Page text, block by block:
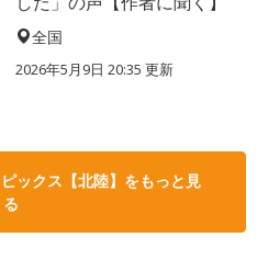
全国
2026年5月9日 20:35 更新
ックス【北陸】をもっと見
る